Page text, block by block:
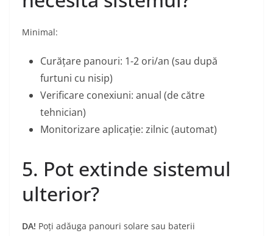
Minimal:
Curățare panouri: 1-2 ori/an (sau după
furtuni cu nisip)
Verificare conexiuni: anual (de către
tehnician)
Monitorizare aplicație: zilnic (automat)
5. Pot extinde sistemul
ulterior?
DA! Poți adăuga panouri solare sau baterii